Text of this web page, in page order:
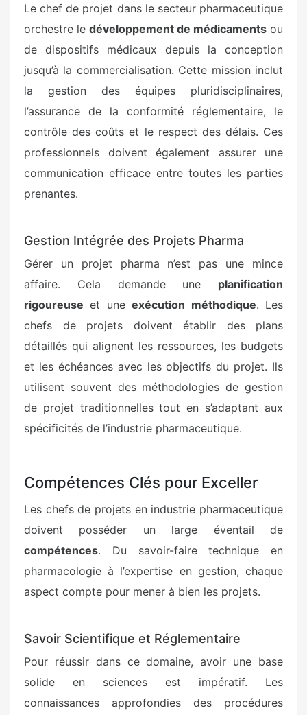
Le chef de projet dans le secteur pharmaceutique
orchestre le développement de médicaments ou
de dispositifs médicaux depuis la conception
jusqu’à la commercialisation. Cette mission inclut
la gestion des équipes pluridisciplinaires,
l’assurance de la conformité réglementaire, le
contrôle des coûts et le respect des délais. Ces
professionnels doivent également assurer une
communication efficace entre toutes les parties
prenantes.
Gestion Intégrée des Projets Pharma
Gérer un projet pharma n’est pas une mince
affaire. Cela demande une planification
rigoureuse et uneexécution méthodique. Les
chefs de projets doivent établir des plans
détaillés qui alignent les ressources, les budgets
et les échéances avec les objectifs du projet. Ils
utilisent souvent des méthodologies de gestion
de projet traditionnelles tout en s’adaptant aux
spécificités de l’industrie pharmaceutique.
Compétences Clés pour Exceller
Les chefs de projets en industrie pharmaceutique
doivent posséder un large éventail de
compétences. Du savoir-faire technique en
pharmacologie à l’expertise en gestion, chaque
aspect compte pour mener à bien les projets.
Savoir Scientifique et Réglementaire
Pour réussir dans ce domaine, avoir une base
solide en sciences est impératif. Les
connaissances approfondies des procédures